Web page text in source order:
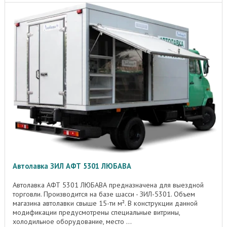
Автолавка ЗИЛ АФТ 5301 ЛЮБАВА
Автолавка АФТ 5301 ЛЮБАВА предназначена для выездной
торговли. Производится на базе шасси - ЗИЛ-5301. Объем
магазина автолавки свыше 15-ти м². В конструкции данной
модификации предусмотрены специальные витрины,
холодильное оборудование, место ...